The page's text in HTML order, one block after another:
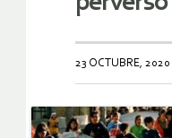
23 OCTUBRE, 2020